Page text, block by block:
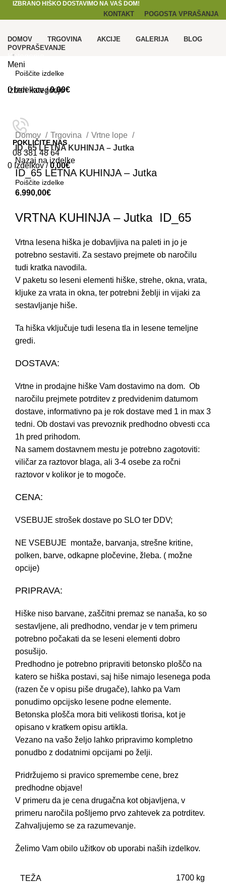
IZBRANO HIŠKO DOSTAVIMO NA VAŠ DOM!
KONTAKT POGOSTA VPRAŠANJA
DOMOV TRGOVINA AKCIJE GALERIJA
BLOG
POVPRAŠEVANJE
Meni
0Izdelkov / 0,00€
Kategorije
Izberi kategorijo
POKLIČITE NAS
08 381 48 64
0 Izdelkov / 0,00€
Kliknite za povečavo
Domov
Trgovina
Vrtne lope
ID_65 LETNA KUHINJA – Jutka
Nazaj na izdelke
ID_65 LETNA KUHINJA – Jutka
6.990,00€
VRTNA KUHINJA – Jutka ID_65
Vrtna lesena hiška je dobavljiva na paleti in jo je
potrebno sestaviti. Za sestavo prejmete ob naročilu
tudi kratka navodila.
V paketu so leseni elementi hiške, strehe, okna, vrata,
kljuke za vrata in okna, ter potrebni žeblji in vijaki za
sestavljanje hiše.
Ta hiška vključuje tudi lesena tla in lesene temeljne
gredi.
DOSTAVA:
Vrtne in prodajne hiške Vam dostavimo na dom. Ob
naročilu prejmete potrditev z predvidenim datumom
dostave, informativno pa je rok dostave med 1 in max 3
tedni. Ob dostavi vas prevoznik predhodno obvesti cca
1h pred prihodom.
Na samem dostavnem mestu je potrebno zagotoviti:
viličar za raztovor blaga, ali 3-4 osebe za ročni
raztovor v kolikor je to mogoče.
CENA:
VSEBUJE strošek dostave po SLO ter DDV;
NE VSEBUJE montaže, barvanja, strešne kritine,
polken, barve, odkapne pločevine, žleba. ( možne
opcije)
PRIPRAVA:
Hiške niso barvane, zaščitni premaz se nanaša, ko so
sestavljene, ali predhodno, vendar je v tem primeru
potrebno počakati da se leseni elementi dobro
posušijo.
Predhodno je potrebno pripraviti betonsko ploščo na
katero se hiška postavi, saj hiše nimajo lesenega poda
(razen če v opisu piše drugače), lahko pa Vam
ponudimo opcijsko lesene podne elemente.
Betonska plošča mora biti velikosti tlorisa, kot je
opisano v kratkem opisu artikla.
Vezano na vašo željo lahko pripravimo kompletno
ponudbo z dodatnimi opcijami po želji.
Pridržujemo si pravico spremembe cene, brez
predhodne objave!
V primeru da je cena drugačna kot objavljena, v
primeru naročila pošljemo prvo zahtevek za potrditev.
Zahvaljujemo se za razumevanje.
Želimo Vam obilo užitkov ob uporabi naših izdelkov.
TEŽA 1700 kg